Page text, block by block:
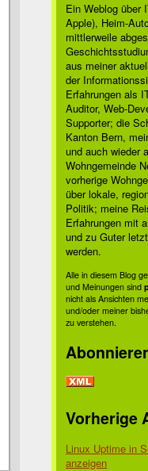
Ein Weblog über
Apple), Heim-
mittlerweile
aus meiner
der
Erfahrungen als
Auditor, Web-
Supporter; die
Kanton Bern,
und auch wieder
Wohngemeinde
vorherige
über lokale,
Politik; meine
Erfahrungen mit
und zu Guter
werden.
Alle in diesem Blog
und Meinungen sind
nicht als Ansichten
und/oder meiner
zu verstehen.
Vorherige
Linux Uptime in
anzeigen